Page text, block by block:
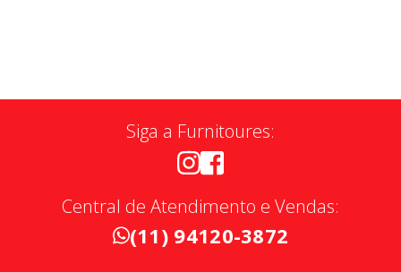
Siga a Furnitoures:
Central de Atendimento e Vendas:
(11) 94120-3872